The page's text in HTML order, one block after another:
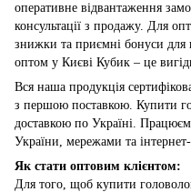
оперативне відвантаження
консультації з продажу. Для
знижки та приємні бонуси для
оптом у Києві Кубик – це
Вся наша продукція
з першою поставкою. Купити
доставкою по Україні.
України, мережами та
Як стати оптовим клієнтом:
Для того, щоб купити